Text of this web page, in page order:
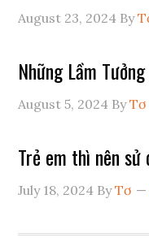
August 23, 2024 By
Những Lầm
August 5, 2024 ByTơ
Trẻ em thì nên sử
July 18, 2024 ByTơ